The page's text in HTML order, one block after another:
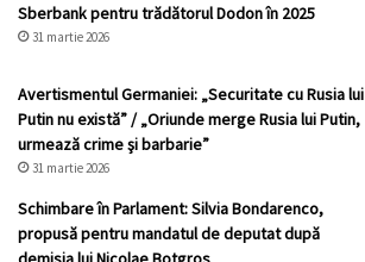
Sberbank pentru trădătorul Dodon în 2025
31 martie 2026
Avertismentul Germaniei: „Securitate cu Rusia lui
Putin nu există” / „Oriunde merge Rusia lui Putin,
urmează crime şi barbarie”
31 martie 2026
Schimbare în Parlament: Silvia Bondarenco,
propusă pentru mandatul de deputat după